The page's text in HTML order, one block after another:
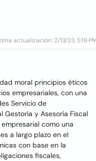
actualización: 2/13/23, 5:19 PM
moral principios éticos
empresariales, con una
Servicio de
Gestoría y Asesoría Fiscal
como una
a largo plazo en el
con base en la
fiscales,